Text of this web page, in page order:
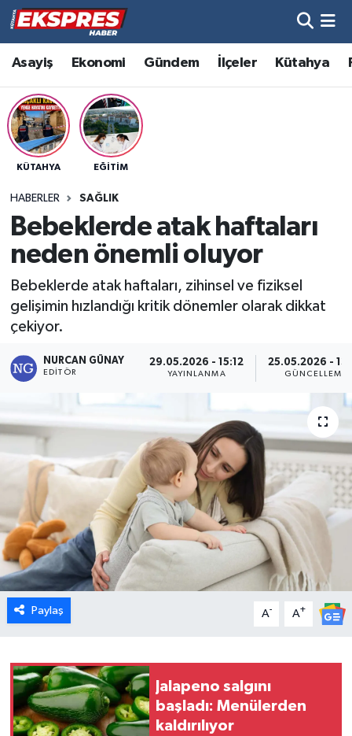
Asayiş Ekonomi Gündem İlçeler Kütahya
KÜTAHYA EĞITIM
HABERLER SAĞLIK
Bebeklerde atak haftaları
neden önemli oluyor
Bebeklerde atak haftaları, zihinsel ve fiziksel
gelişimin hızlandığı kritik dönemler olarak dikkat
çekiyor.
NURCAN GÜNAY
EDITÖR
29.05.2026 - 15:12
YAYINLANMA
25.05.2026 -
GÜNCELLEME
Paylaş A- A+
Jalapeno salgını
başladı: Menülerden
kaldırılıyor
Altıntaş
Asayiş
Aslanapa
Bölge
Çavdarhisar
Domaniç
Ekonomi
Emet
Foto Galeri
Gediz
Genel
Gündem
Hisarcık
Hava Durumu
Trafik Durumu
Süper Lig Puan Durumu ve Fikstür
Son Dakika Haberleri
Haber Arşivi